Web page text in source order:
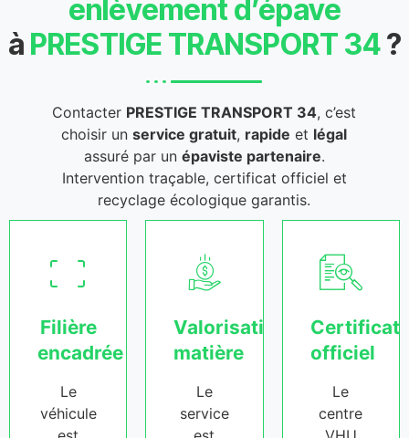
enlèvement d’épave
à PRESTIGE TRANSPORT 34?
Contacter PRESTIGE TRANSPORT 34, c’est
choisir unservice gratuit, rapide et légal
assuré par un épaviste partenaire.
Intervention traçable, certificat officiel et
recyclage écologique garantis.
Filière
encadrée
Le
véhicule
Valorisation
matière
Le
service
Certificat
officiel
Le
centre